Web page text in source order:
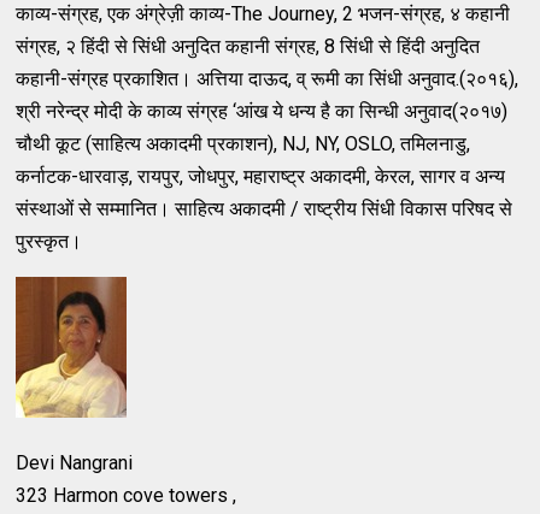
काव्य-संग्रह, एक अंग्रेज़ी काव्य-The Journey, 2 भजन-संग्रह, ४ कहानी
संग्रह, २ हिंदी से सिंधी अनुदित कहानी संग्रह, 8 सिंधी से हिंदी अनुदित
कहानी-संग्रह प्रकाशित। अत्तिया दाऊद, व् रूमी का सिंधी अनुवाद.(२०१६),
श्री नरेन्द्र मोदी के काव्य संग्रह ‘आंख ये धन्य है का सिन्धी अनुवाद(२०१७)
चौथी कूट (साहित्य अकादमी प्रकाशन), NJ, NY, OSLO, तमिलनाडु,
कर्नाटक-धारवाड़, रायपुर, जोधपुर, महाराष्ट्र अकादमी, केरल, सागर व अन्य
संस्थाओं से सम्मानित। साहित्य अकादमी / राष्ट्रीय सिंधी विकास परिषद से
पुरस्कृत।
Devi Nangrani
323 Harmon cove towers ,